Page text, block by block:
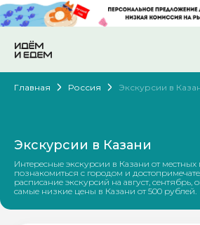
Главная Россия Экскурсии в
Экскурсии в Казани
Интересные экскурсии в Казани от местных
познакомиться с городом и
расписание экскурсий на август, сентябрь,
самые низкие цены в Казани от 500 рублей.